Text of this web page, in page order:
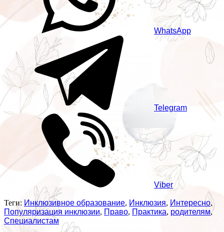
WhatsApp
Telegram
Viber
Теги: Инклюзивное образование, Инклюзия, Интересно,
Популяризация инклюзии, Право, Практика, родителям,
Специалистам